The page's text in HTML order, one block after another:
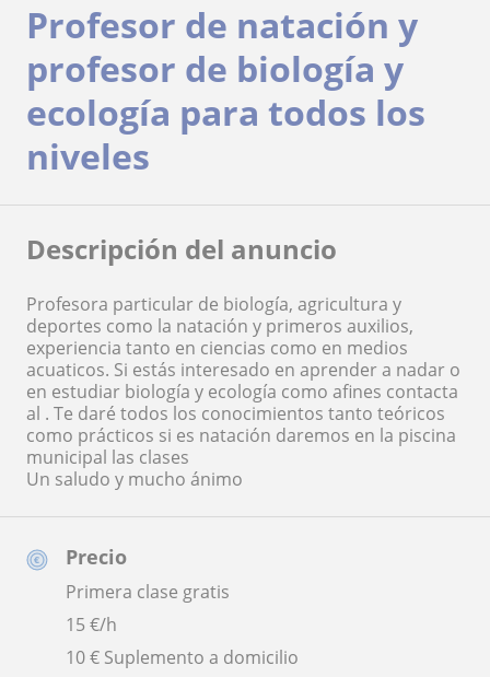
Precio
Primera clase gratis
15€/h
10 € Suplemento a domicilio
Profesor de natación y
profesor de biología y
ecología para todos los
niveles
Descripción del anuncio
Profesora particular de biología, agricultura y
deportes como la natación y primeros auxilios,
experiencia tanto en ciencias como en medios
acuaticos. Si estás interesado en aprender a nadar o
en estudiar biología y ecología como afines contacta
al . Te daré todos los conocimientos tanto teóricos
como prácticos si es natación daremos en la piscina
municipal las clases
Un saludo y mucho ánimo